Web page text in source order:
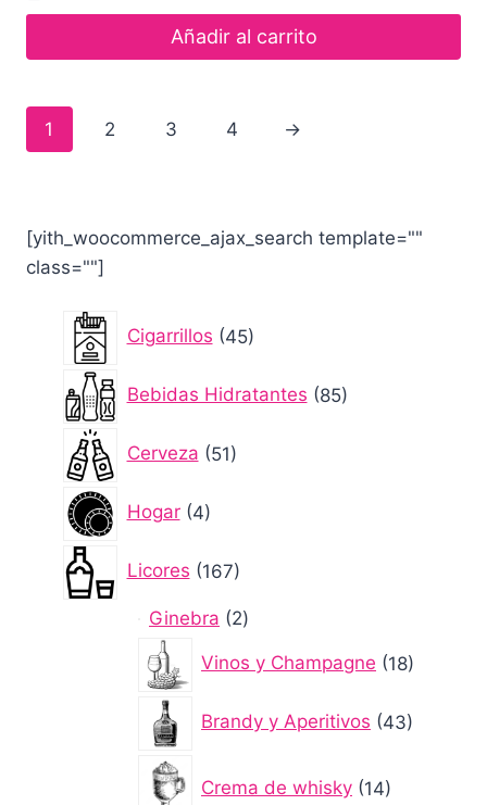
Añadir al carrito
1 2 3 4 →
[yith_woocommerce_ajax_search template=""
class=""]
Cigarrillos 45
45
productos
Bebidas Hidratantes
85
85
productos
Cerveza
51
51
productos
Hogar
4
4
productos
Licores
167
167
productos
Ginebra
22
Vinos y Champagne 18
18
Brandy y Aperitivos
43
43
Crema de whisky 14productos